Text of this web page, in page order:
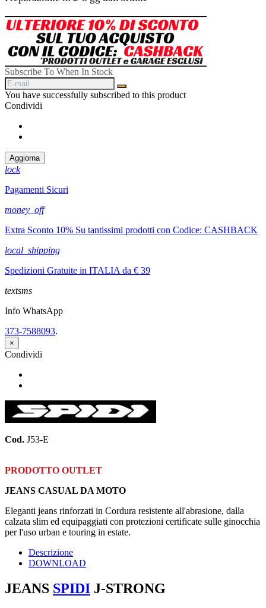
Subscribe To When In Stock
You have successfully subscribed to this product
Condividi
lock
Pagamenti Sicuri
money_off
Extra Sconto 10% Su tantissimi prodotti con Codice: CASHBACK
local_shipping
Spedizioni Gratuite in ITALIA da € 39
textsms
Info WhatsApp
373-7588093.
×
Condividi
Cod. J53-E
PRODOTTO OUTLET
JEANS CASUAL DA MOTO
Eleganti jeans rinforzati in Cordura resistente all'abrasione, dalla
calzata slim ed equipaggiati con protezioni certificate sulle ginocchia
per l'uso urban e touring in estate.
Descrizione
DOWNLOAD
JEANS SPIDI J-STRONG